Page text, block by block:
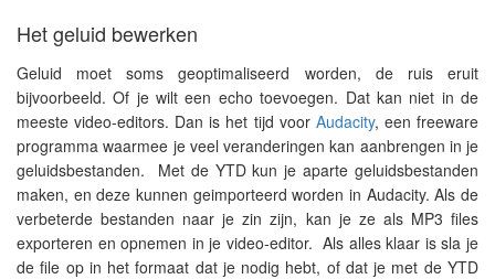
Het geluid bewerken
Geluid moet soms geoptimaliseerd worden, de ruis eruit
bijvoorbeeld. Of je wilt een echo toevoegen. Dat kan niet in de
meeste video-editors. Dan is het tijd voor Audacity, een freeware
programma waarmee je veel veranderingen kan aanbrengen in je
geluidsbestanden. Met de YTD kun je aparte geluidsbestanden
maken, en deze kunnen geimporteerd worden in Audacity. Als de
verbeterde bestanden naar je zin zijn, kan je ze als MP3 files
exporteren en opnemen in je video-editor. Als alles klaar is sla je
de file op in het formaat dat je nodig hebt, of dat je met de YTD